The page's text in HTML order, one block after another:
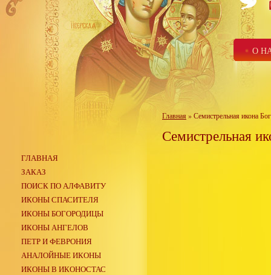
О
Главная» Семистрельная икона
Семистрельная
ГЛАВНАЯ
ЗАКАЗ
ПОИСК ПО АЛФАВИТУ
ИКОНЫ СПАСИТЕЛЯ
ИКОНЫ БОГОРОДИЦЫ
ИКОНЫ АНГЕЛОВ
ПЕТР И ФЕВРОНИЯ
АНАЛОЙНЫЕ ИКОНЫ
ИКОНЫ В ИКОНОСТАС